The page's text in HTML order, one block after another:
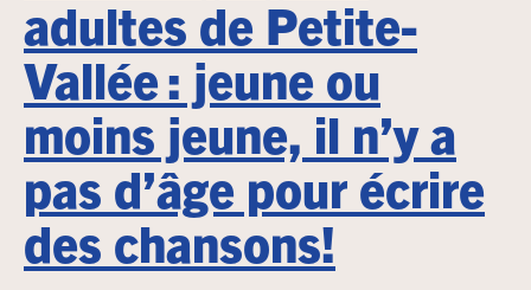
adultes de Petite-
Vallée : jeune ou
moins jeune, il n’y a
pas d’âge pour écrire
des chansons!